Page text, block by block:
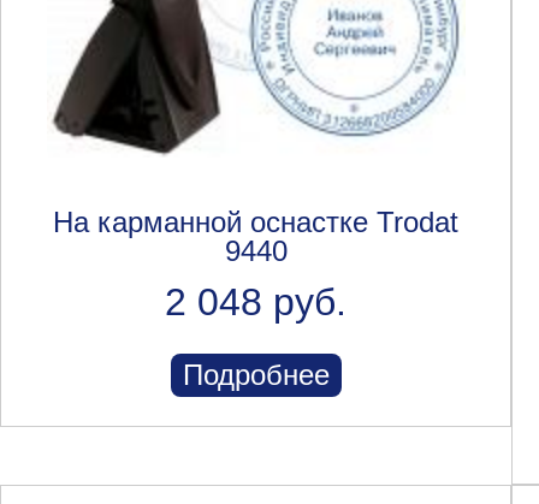
На карманной оснастке Trodat
9440
2 048 руб.
Подробнее